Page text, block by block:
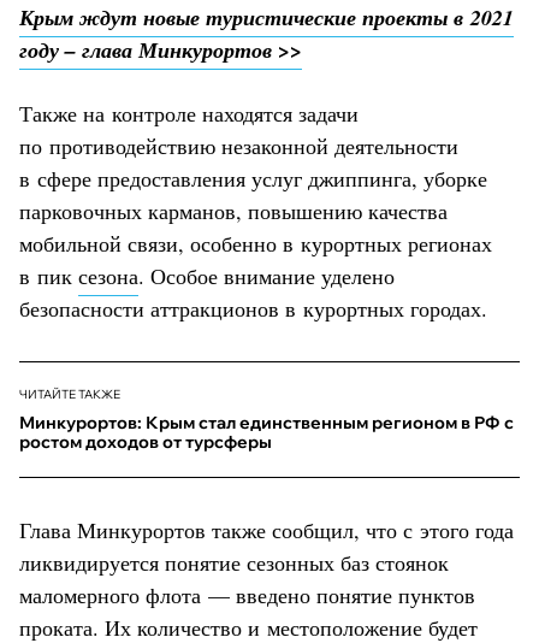
Крым ждут новые туристические проекты в 2021
году – глава Минкурортов >>
Также на контроле находятся задачи
по противодействию незаконной деятельности
в сфере предоставления услуг джиппинга, уборке
парковочных карманов, повышению качества
мобильной связи, особенно в курортных регионах
в пик сезона. Особое внимание уделено
безопасности аттракционов в курортных городах.
ЧИТАЙТЕ ТАКЖЕ
Минкурортов: Крым стал единственным регионом в РФ с
ростом доходов от турсферы
Глава Минкурортов также сообщил, что с этого года
ликвидируется понятие сезонных баз стоянок
маломерного флота — введено понятие пунктов
проката. Их количество и местоположение будет